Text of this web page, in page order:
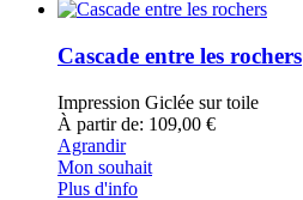
Cascade entre les rochers
Impression Giclée sur toile
À partir de: 109,00 €
Agrandir
Mon souhait
Plus d'info